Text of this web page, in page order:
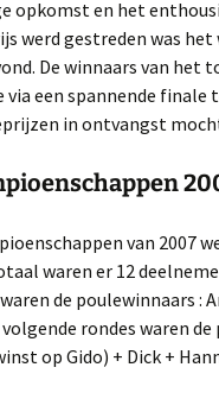
opkomst en het
werd gestreden was het
De winnaars van het
via een spannende finale
in ontvangst
van 2007
waren er 12
de poulewinnaars :
volgende rondes waren
op Gido) + Dick +